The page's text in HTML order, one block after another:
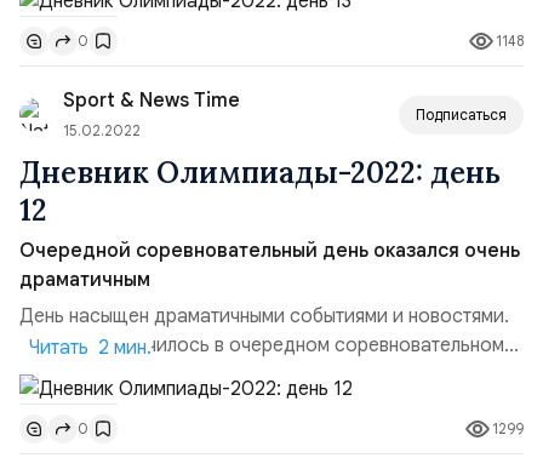
соперников со счетом 3:1. Отметились забитыми
шайбами Никита Нестеров, Вячеслав Войнов и капитан
команды Вадим Шипачев. В полуфинале нам предстоит
зудобробительный матч со сборной Швеции. Биатлон.
Сборная России пров...
0 1148
Sport & News Time
15.02.2022
Подписаться
Дневник Олимпиады-2022: день
12
Очередной соревновательный день оказался очень
драматичным
День насыщен драматичными событиями и новостями.
О том, что случилось в очередном соревновательном
дне – читайте ниже. Биатлон. Какая драматичная
мужская эстафета... До последней стрельбы были
лидерами с преимуществом больше минуты, и потом
Эдуард Латыпов заходит на два штрафных круга.
Читать 2 мин.
0 1299